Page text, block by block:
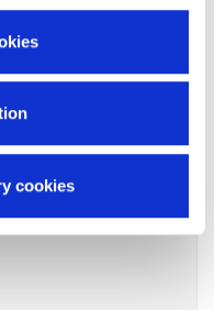
cookies